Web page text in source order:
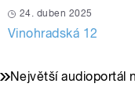
24. duben 2025
Vinohradská 12
Největší audioportál